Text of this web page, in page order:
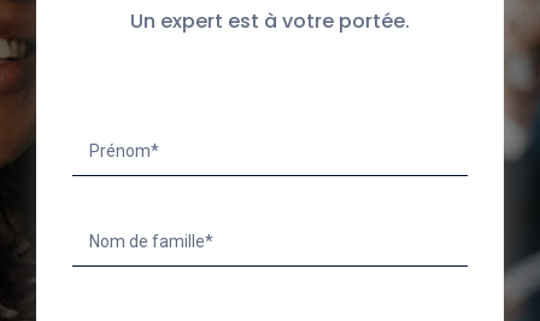
Un expert est à votre portée.